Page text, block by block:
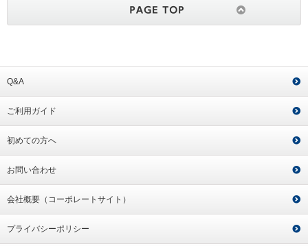
Q&A
ご利用ガイド
初めての方へ
お問い合わせ
会社概要（コーポレートサイト）
プライバシーポリシー